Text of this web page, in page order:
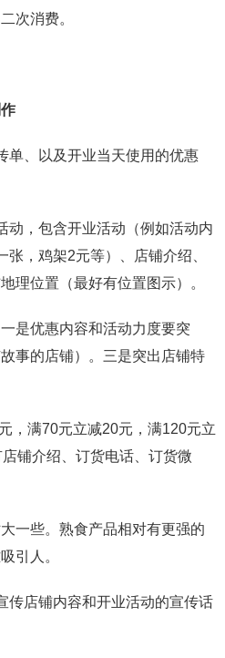
次消费。
单、以及开业当天使用的优惠
动，包含开业活动（例如活动内
，鸡架2元等）、店铺介绍、
理位置（最好有位置图示）。
是优惠内容和活动力度要突
事的店铺）。三是突出店铺特
，满70元立减20元，满120元立
铺介绍、订货电话、订货微
一些。熟食产品相对有更强的
引人。
传店铺内容和开业活动的宣传话